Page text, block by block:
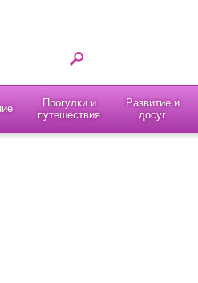
Прогулки и
путешествия
Развитие и
досуг